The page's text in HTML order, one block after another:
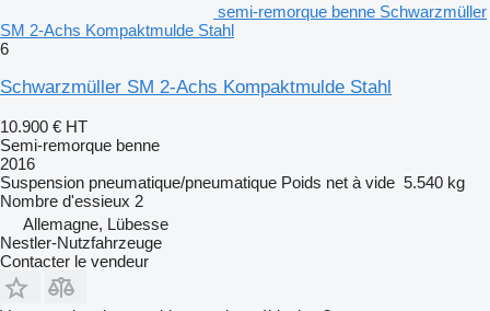
semi-remorque benne Schwarzmüller
SM 2-Achs Kompaktmulde Stahl
6
Schwarzmüller SM 2-Achs Kompaktmulde Stahl
10.900 € HT
Semi-remorque benne
2016
Suspension pneumatique/pneumatique Poids net à vide 5.540 kg
Nombre d'essieux 2
Allemagne, Lübesse
Nestler-Nutzfahrzeuge
Contacter le vendeur